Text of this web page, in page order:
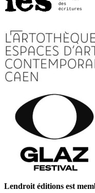
Lendroit éditions est